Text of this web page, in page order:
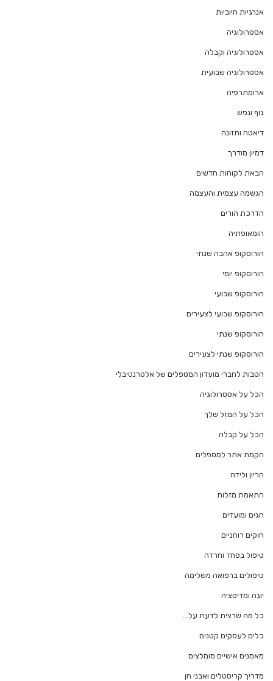
אנרגיות חיוביות
אסטרולוגיה
אסטרולוגיה וקבלה
אסטרולוגיה שבועית
ארומתרפיה
גוף ונפש
דיאטה ותזונה
דמיון מודרך
הבאת לקוחות חדשים
הגשמה עצמית והעצמה
הדרכת הורים
הומאופתיה
הורוסקופ אהבה שנתי
הורוסקופ יומי
הורוסקופ שבועי
הורוסקופ שבועי לצעירים
הורוסקופ שנתי
הורוסקופ שנתי לצעירים
הטבות לחברי מועדון המטפלים של אלטרנטיבלי
הכל על אסטרולוגיה
הכל על המזל שלך
הכל על קבלה
הקמת אתר למטפלים
הריון ולידה
התאמת מזלות
חגים ומועדים
חוקים רוחניים
טיפול בפחד וחרדה
טיפולים ברפואה משלימה
יוגה ומדיטציה
כל מה שרצית לדעת על…
כלים לעסקים קטנים
מאמנים אישיים מומלצים
מדריך קריסטלים ואבני חן